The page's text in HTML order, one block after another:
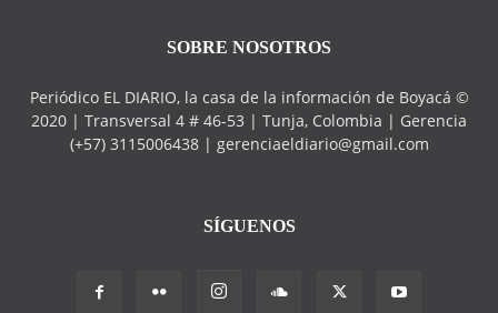
SOBRE NOSOTROS
Periódico EL DIARIO, la casa de la información de Boyacá ©
2020 | Transversal 4 # 46-53 | Tunja, Colombia | Gerencia
(+57) 3115006438 | gerenciaeldiario@gmail.com
SÍGUENOS